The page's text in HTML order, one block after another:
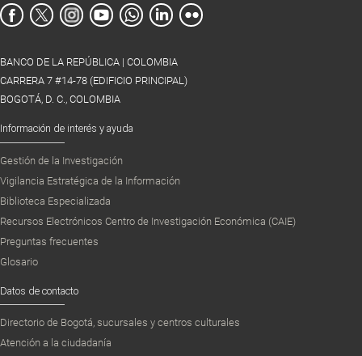
BANCO DE LA REPÚBLICA | COLOMBIA
CARRERA 7 #14-78 (EDIFICIO PRINCIPAL)
BOGOTÁ, D. C., COLOMBIA
Información de interés y ayuda
Gestión de la Investigación
Vigilancia Estratégica de la Información
Biblioteca Especializada
Recursos Electrónicos Centro de Investigación Económica (CAIE)
Preguntas frecuentes
Glosario
Datos de contacto
Directorio de Bogotá, sucursales y centros culturales
Atención a la ciudadanía